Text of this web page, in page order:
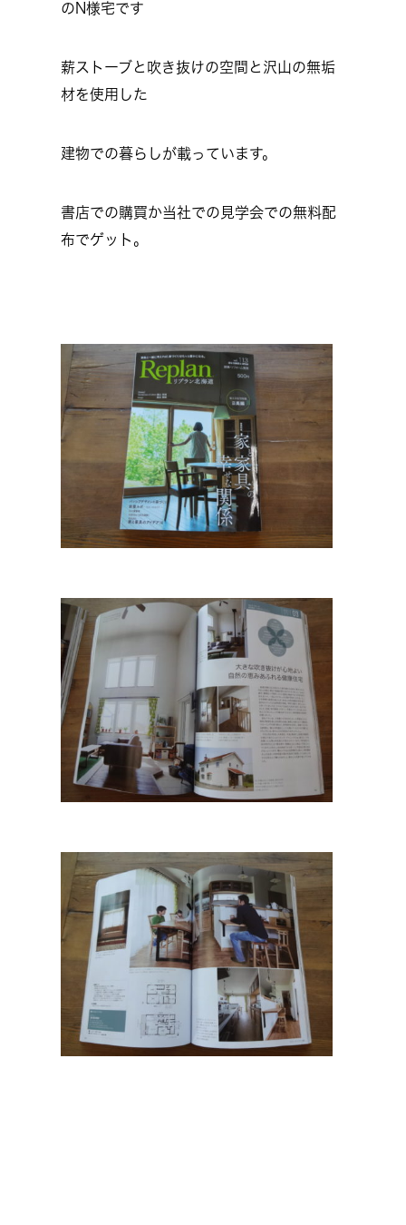
のN様宅です
薪ストーブと吹き抜けの空間と沢山の無垢
材を使用した
建物での暮らしが載っています。
書店での購買か当社での見学会での無料配
布でゲット。